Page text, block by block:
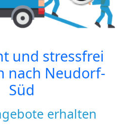
und stressfrei
nach Neudorf-
Süd
erhalten